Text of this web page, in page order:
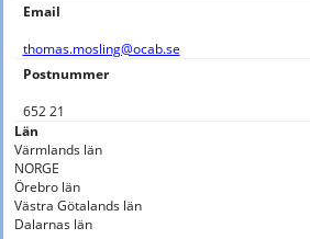
Email
thomas.mosling@ocab.se
Postnummer
652 21
Län
Värmlands län
NORGE
Örebro län
Västra Götalands län
Dalarnas län